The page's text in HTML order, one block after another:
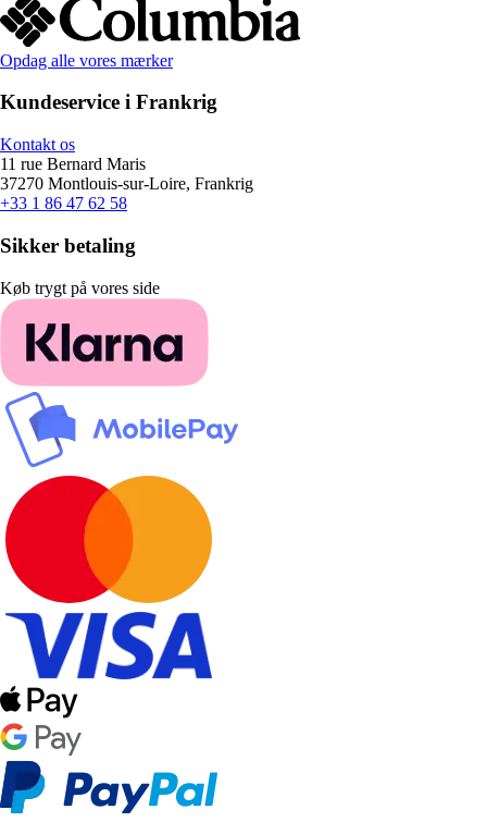
Opdag alle vores mærker
Kundeservice i Frankrig
Kontakt os
11 rue Bernard Maris
37270 Montlouis-sur-Loire, Frankrig
+33 1 86 47 62 58
Sikker betaling
Køb trygt på vores side